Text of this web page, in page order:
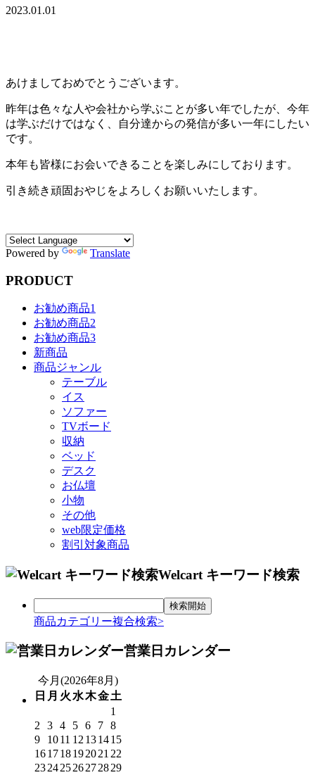
2023.01.01
あけましておめでとうございます。
昨年は色々な人や会社から学ぶことが多い年でしたが、今年
は学ぶだけではなく、自分達からの発信が多い一年にしたい
です。
本年も皆様にお会いできることを楽しみにしております。
引き続き頑固おやじをよろしくお願いいたします。
Powered by Translate
PRODUCT
お勧め商品1
お勧め商品2
お勧め商品3
新商品
商品ジャンル
テーブル
イス
ソファー
TVボード
収納
ベッド
デスク
お仏壇
小物
その他
web限定価格
割引対象商品
Welcart キーワード検索
商品カテゴリー複合検索>
営業日カレンダー
今月(2026年8月)
日 月 火 水木金土
1
2
3 4 5 6 7 8
9
1011 12 131415
161718192021 22
23242526272829